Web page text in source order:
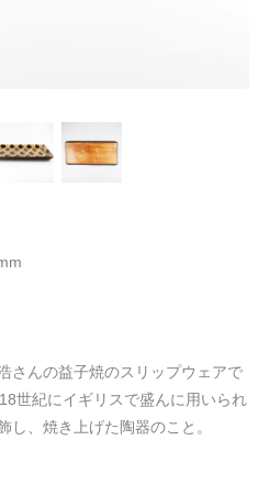
さんの益子焼のスリップウェアで
世紀にイギリスで盛んに用いられ
し、焼き上げた陶器のこと。